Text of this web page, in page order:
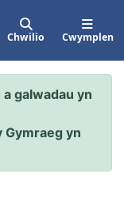
Chwilio Cwymplen
galwadau yn
Gymraeg yn